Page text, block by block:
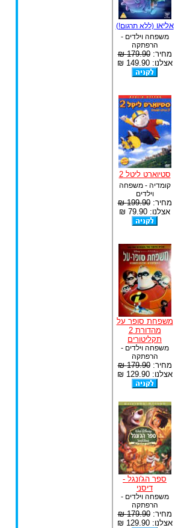
אליאו(ללא תרגום!)
משפחה וילדים -
הרפתקה
מחיר:179.90 ₪
אצלנו: 149.90 ₪
סטיוארט ליטל 2
קומדיה - משפחה
וילדים
מחיר:199.90 ₪
אצלנו: 79.90 ₪
משפחת סופר על
מהדורת 2
תקליטורים
משפחה וילדים -
הרפתקה
מחיר:179.90 ₪
אצלנו: 129.90 ₪
ספר הג'ונגל -
דיסני
משפחה וילדים -
הרפתקה
מחיר:179.90 ₪
אצלנו: 129.90 ₪